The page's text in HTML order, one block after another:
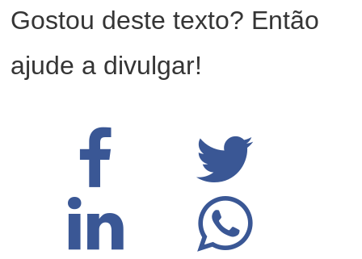
Gostou deste texto? Então
ajude a divulgar!